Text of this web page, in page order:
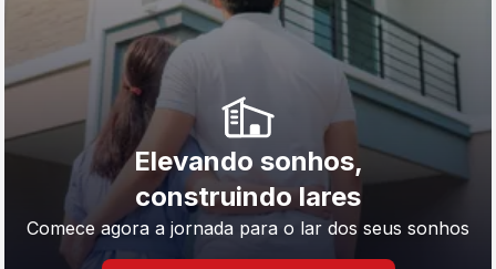
Elevando sonhos,
construindo lares
Comece agora a jornada para o lar dos seus sonhos